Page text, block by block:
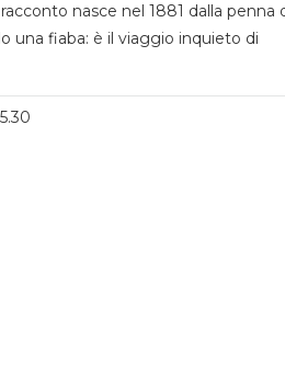
nasce nel 1881 dalla penna
una fiaba: è il viaggio inquieto di